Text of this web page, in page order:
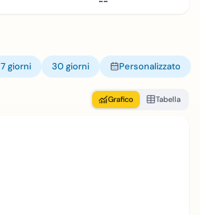
7 giorni 30 giorni Personalizzato
Grafico Tabella